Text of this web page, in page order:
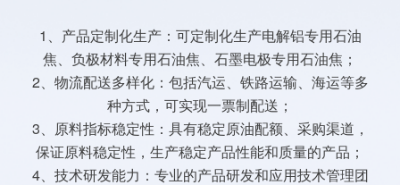
1、产品定制化生产：可定制化生产电解铝专用石油
焦、负极材料专用石油焦、石墨电极专用石油焦；
2、物流配送多样化：包括汽运、铁路运输、海运等多
种方式，可实现一票制配送；
3、原料指标稳定性：具有稳定原油配额、采购渠道，
保证原料稳定性，生产稳定产品性能和质量的产品；
4、技术研发能力：专业的产品研发和应用技术管理团